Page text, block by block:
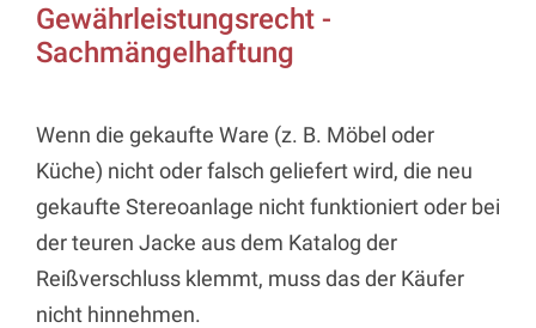
Gewährleistungsrecht -
Sachmängelhaftung
Wenn die gekaufte Ware (z. B. Möbel oder
Küche) nicht oder falsch geliefert wird, die neu
gekaufte Stereoanlage nicht funktioniert oder bei
der teuren Jacke aus dem Katalog der
Reißverschluss klemmt, muss das der Käufer
nicht hinnehmen.